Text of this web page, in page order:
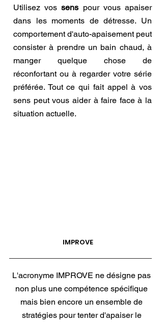
Utilisez vossens pour vous apaiser
dans les moments de détresse. Un
comportement d'auto-apaisement peut
consister à prendre un bain chaud, à
manger quelque chose de
réconfortant ou à regarder votre série
préférée. Tout ce qui fait appel à vos
sens peut vous aider à faire face à la
situation actuelle.
IMPROVE
L'acronyme IMPROVE ne désigne pas
non plus une compétence spécifique
mais bien encore un ensemble de
stratégies pour tenter d'apaiser le